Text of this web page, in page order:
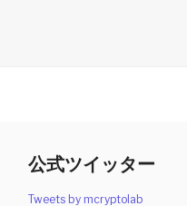
公式ツイッター
Tweets by mcryptolab